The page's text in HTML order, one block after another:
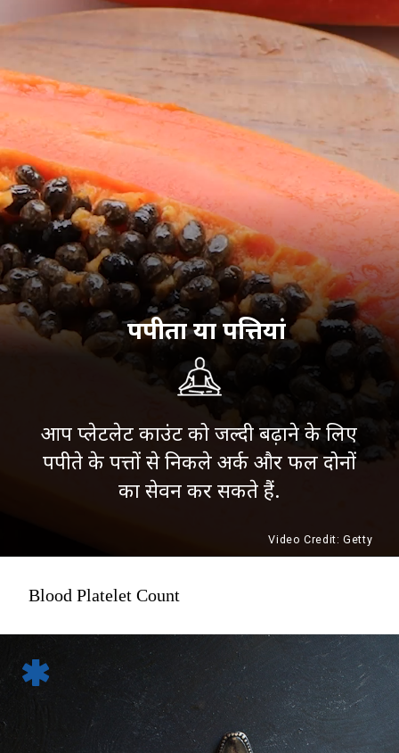
पपीता या पत्तियां
आप प्लेटलेट काउंट को जल्दी बढ़ाने के लिए
पपीते के पत्तों से निकले अर्क और फल दोनों
का सेवन कर सकते हैं.
Video Credit: Getty
Blood Platelet Count